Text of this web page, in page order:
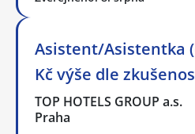
Asistent/Asistentka
Kč výše dle
TOP HOTELS GROUP a.s.
Praha